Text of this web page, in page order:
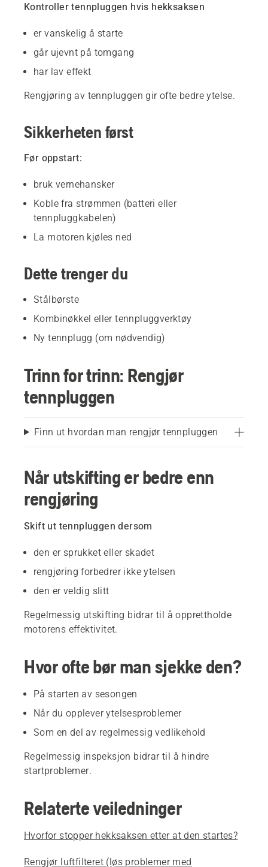
Kontroller tennpluggen hvis hekksaksen
er vanskelig å starte
går ujevnt på tomgang
har lav effekt
Rengjøring av tennpluggen gir ofte bedre ytelse.
Sikkerheten først
Før oppstart:
bruk vernehansker
Koble fra strømmen (batteri eller
tennpluggkabelen)
La motoren kjøles ned
Dette trenger du
Stålbørste
Kombinøkkel eller tennpluggverktøy
Ny tennplugg (om nødvendig)
Trinn for trinn: Rengjør
tennpluggen
Finn ut hvordan man rengjør tennpluggen
Når utskifting er bedre enn
rengjøring
Skift ut tennpluggen dersom
den er sprukket eller skadet
rengjøring forbedrer ikke ytelsen
den er veldig slitt
Regelmessig utskifting bidrar til å opprettholde
motorens effektivitet.
Hvor ofte bør man sjekke den?
På starten av sesongen
Når du opplever ytelsesproblemer
Som en del av regelmessig vedlikehold
Regelmessig inspeksjon bidrar til å hindre
startproblemer.
Relaterte veiledninger
Hvorfor stopper hekksaksen etter at den startes?
Rengjør luftfilteret (løs problemer med